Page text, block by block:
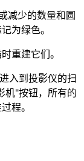
减少的数量和圆
为绿色。
重建它们。
入到投影仪的扫
机"按钮，所有的
程。